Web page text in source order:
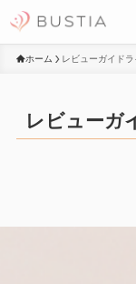
ホーム レビューガイドラ
レビューガ